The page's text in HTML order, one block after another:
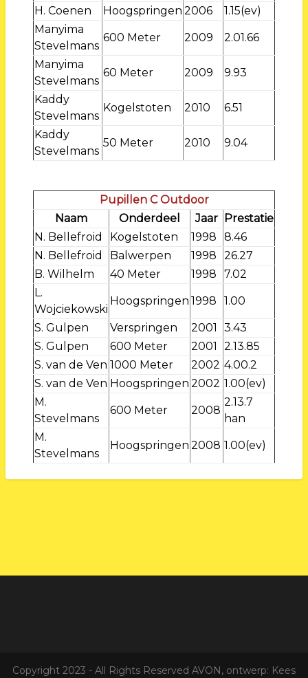
H. Coenen
Hoogspringen 2006
1.15(ev)
Manyima
Stevelmans
600 Meter 2009 2.01.66
Manyima
Stevelmans
60 Meter 2009 9.93
Kaddy
Stevelmans
Kogelstoten 2010 6.51
Kaddy
Stevelmans
50 Meter 2010 9.04
Pupillen C Outdoor
Naam
Onderdeel Jaar Prestatie
N. Bellefroid
Kogelstoten 1998
8.46
N. Bellefroid
Balwerpen 1998
26.27
B. Wilhelm
40 Meter 1998
7.02
L.
Wojciekowski
Hoogspringen 1998 1.00
S. Gulpen Verspringen 2001
3.43
S. Gulpen
600 Meter 2001
2.13.85
S. van de Ven 1000 Meter 2002 4.00.2
S. van de Ven Hoogspringen 2002 1.00(ev)
M.
Stevelmans
600 Meter 2008
2.13.7
han
M.
Stevelmans
Hoogspringen 2008 1.00(ev)
Copyright 2023 - All Rights Reserved AVON, ontwerp: Kees